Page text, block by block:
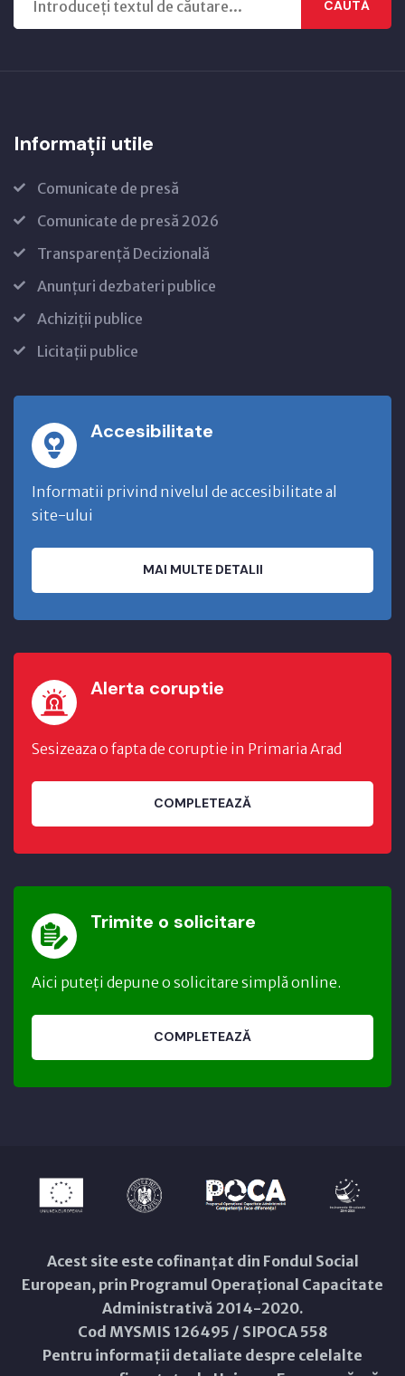
CAUTĂ
Informații utile
Comunicate de presă
Comunicate de presă 2026
Transparență Decizională
Anunțuri dezbateri publice
Achiziții publice
Licitații publice
Accesibilitate
Informatii privind nivelul de accesibilitate al
site-ului
MAI MULTE DETALII
Alerta coruptie
Sesizeaza o fapta de coruptie in Primaria Arad
COMPLETEAZĂ
Trimite o solicitare
Aici puteți depune o solicitare simplă online.
COMPLETEAZĂ
Acest site este cofinanțat din Fondul Social
European, prin Programul Operațional Capacitate
Administrativă 2014-2020.
Cod MYSMIS 126495 / SIPOCA 558
Pentru informații detaliate despre celelalte